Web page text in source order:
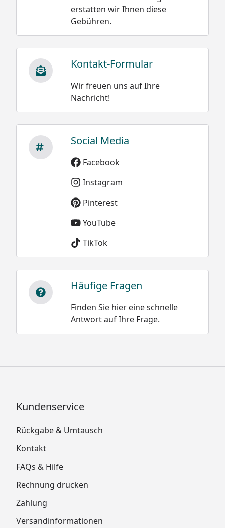
erstatten wir Ihnen diese
Gebühren.
Kontakt-Formular
Wir freuen uns auf Ihre
Nachricht!
Social Media
Facebook
Instagram
Pinterest
YouTube
TikTok
Häufige Fragen
Finden Sie hier eine schnelle
Antwort auf Ihre Frage.
Kundenservice
Rückgabe & Umtausch
Kontakt
FAQs & Hilfe
Rechnung drucken
Zahlung
Versandinformationen